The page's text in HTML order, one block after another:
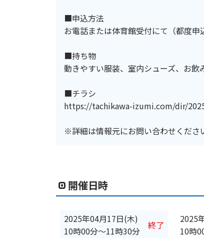
■申込方法
お電話または体育館受付にて（都度申
■持ち物
動きやすい服装、室内シューズ、お
■チラシ
https://tachikawa-izumi.com/dir/
※詳細は情報元にお問い合わせくださ
開催日時
2025年04月17日(木)
10時00分〜11時30分
終了
2025
10時